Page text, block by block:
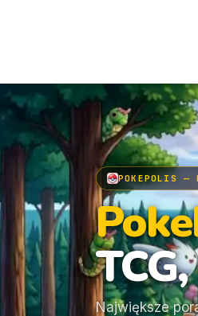
POKEPOLIS —
Największe